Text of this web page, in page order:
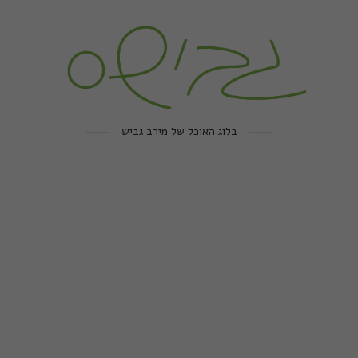
בלוג האוכל של מירב גביש